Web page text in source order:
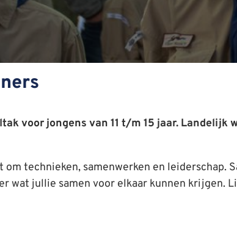
voor jongens van 11 t/m 15 jaar. Landelijk
technieken, samenwerken en leiderschap.
wat jullie samen voor elkaar kunnen krijgen.